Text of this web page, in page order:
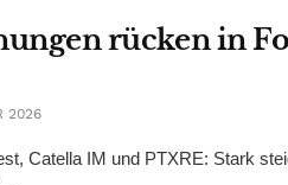
rücken in
2026
Catella IM und PTXRE: Stark